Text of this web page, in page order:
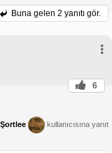
Buna gelen 2 yanıtı gör.
6
Şortlee kullanıcısına yanıt